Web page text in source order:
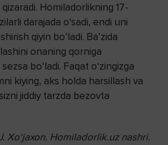
Homiladorlikning 17-
darajada o‘sadi, endi uni
qiyin bo‘ladi. Ba’zida
onaning qorniga
bo‘ladi. Faqat o‘zingizga
kiying, aks holda harsillash va
jiddiy tarzda bezovta
Xo‘jaxon. Homiladorlik.uz nashri.